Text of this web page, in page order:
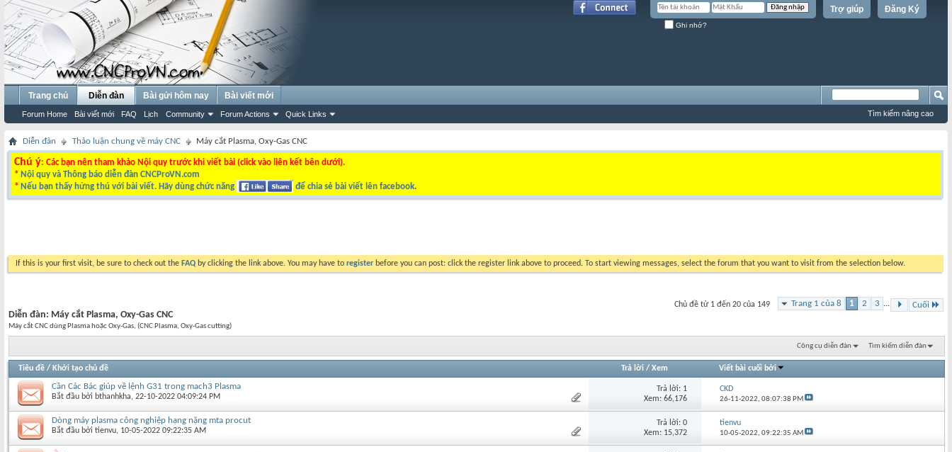
Đăng Ký
Trợ giúp
Ghi nhớ?
Trang chủ Diễn đàn
Forum Home Bài viết mới FAQ Lịch Community Forum Actions Quick Links
Bài gửi hôm nay Bài viết mới
Tìm kiếm nâng cao
Diễn đàn Thảo luận chung về máy CNC Máy cắt Plasma, Oxy-Gas CNC
Chú ý: Các bạn nên tham khảo Nội quy trước khi viết bài (click vào liên kết bên dưới).
* Nội quy và Thông báo diễn đàn CNCProVN.com
* Nếu bạn thấy hứng thú với bài viết. Hãy dùng chức năng để chia sẻ bài viết lên facebook.
If this is your first visit, be sure to check out the FAQ by clicking the link above. You may have to register before you can post: click the register link above to proceed. To start viewing messages, select the forum that you want to visit from the selection below.
Trang 1 của 8 1 2 3 ... Cuối
Chủ đề từ 1 đến 20 của 149
Diễn đàn: Máy cắt Plasma, Oxy-Gas CNC
Máy cắt CNC dùng Plasma hoặc Oxy-Gas, (CNC Plasma, Oxy-Gas cutting)
Công cụ diễn đàn Tìm kiếm diễn đàn
Tiêu đề / Khởi tạo chủ đề Trả lời/ Xem Viết bài cuối bởi
Cần Các Bác giúp về lệnh G31 trong mach3 Plasma
Bắt đầu bởi bthanhkha‎, 22-10-2022 04:09:24 PM
Trả lời: 1
Xem: 66,176
CKD
26-11-2022,08:07:38 PM
Dòng máy plasma công nghiệp hạng nặng mta procut
Bắt đầu bởi tienvu‎, 10-05-2022 09:22:35 AM
Trả lời: 0
Xem: 15,372
tienvu
10-05-2022,09:22:35 AM